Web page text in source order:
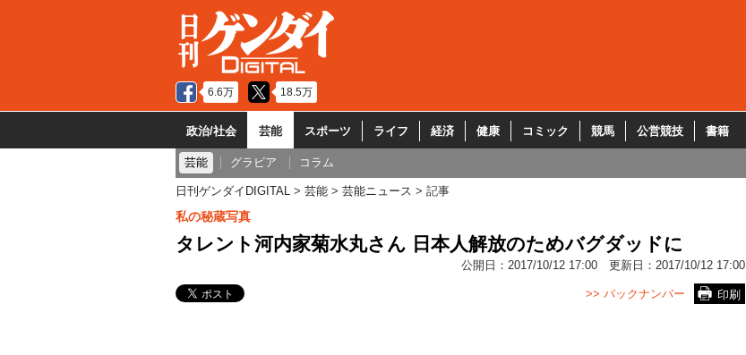
6.6万 18.5万
政治/社会 芸能 スポーツ ライフ 経済 健康 コミック 競馬 公営競技 書籍
芸能 グラビア コラム
日刊ゲンダイDIGITAL 芸能 芸能ニュース 記事
私の秘蔵写真
タレント河内家菊水丸さん 日本人解放のためバグダッドに
公開日： 2017/10/12 17:00 更新日： 2017/10/12 17:00
印刷
>> バックナンバー